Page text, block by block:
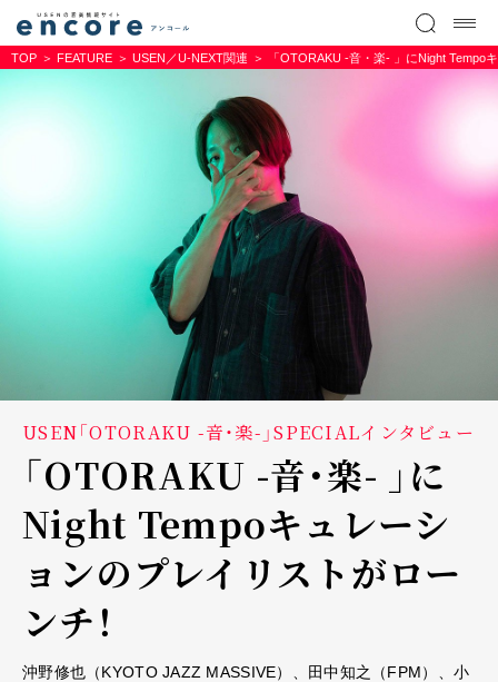
TOP FEATURE USEN／U-NEXT関連 「OTORAKU -音・楽- 」にNight Tempo
USEN「OTORAKU -音・楽-」SPECIALインタビュー
「OTORAKU -音・楽- 」に
Night Tempoキュレーシ
ョンのプレイリストがロー
ンチ！
沖野修也（KYOTO JAZZ MASSIVE）、田中知之（FPM）、小